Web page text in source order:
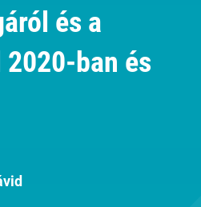
és a
ban és